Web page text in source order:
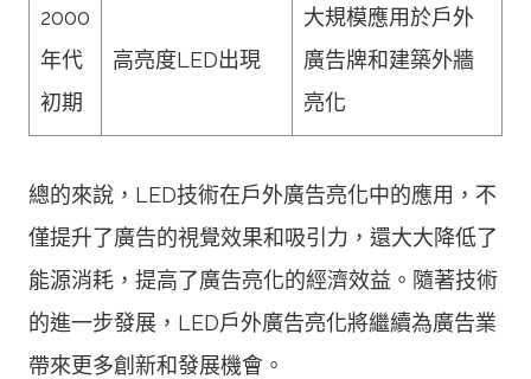
2000
年代
初期
高亮度LED出現
大規模應用於戶外
廣告牌和建築外牆
亮化
總的來說，LED技術在戶外廣告亮化中的應用，不
僅提升了廣告的視覺效果和吸引力，還大大降低了
能源消耗，提高了廣告亮化的經濟效益。隨著技術
的進一步發展，LED戶外廣告亮化將繼續為廣告業
帶來更多創新和發展機會。